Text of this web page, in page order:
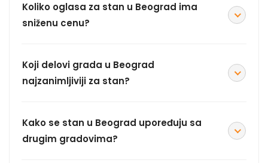
Koliko oglasa za stan u Beograd ima
sniženu cenu?
Koji delovi grada u Beograd
najzanimljiviji za stan?
Kako se stan u Beograd upoređuju sa
drugim gradovima?